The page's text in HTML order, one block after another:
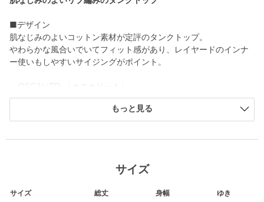
■デザイン
肌なじみのよいコットン素材が定評のタンクトップ。
やわらかな風合いでいてフィット感があり、レイヤードのインナ
ー使いもしやすいサイジングがポイント。
Oscalito(オスカリート)は1936年にイタリアで生まれた伝統ある
いた糸も生産し、細部に渡ってこだわりを持って作り上げられて
柔らかな着用感がありながら、ボディラインを綺麗に魅せてくれ
<価格改定のお知らせ>
もっと見る
サイズ
サイズ 総丈 身幅 ゆき